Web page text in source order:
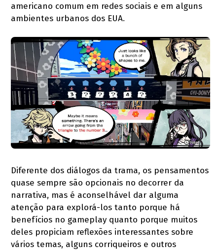
americano comum em redes sociais e em alguns
ambientes urbanos dos EUA.
Diferente dos diálogos da trama, os pensamentos
quase sempre são opcionais no decorrer da
narrativa, mas é aconselhável dar alguma
atenção para explorá-los tanto porque há
benefícios no gameplay quanto porque muitos
deles propiciam reflexões interessantes sobre
vários temas, alguns corriqueiros e outros